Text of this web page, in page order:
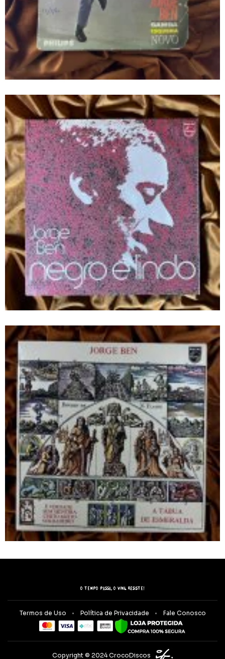
O tempo passa, o vinil resiste!
Termos de Uso Política de Privacidade Fale Conosco
Copyright © 2024 CrocoDiscos